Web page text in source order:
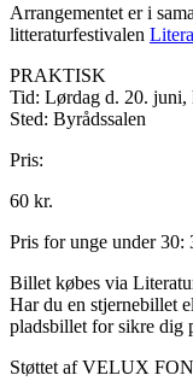
Arrangementet er i
litteraturfestivalen
PRAKTISK
Tid: Lørdag d. 20. juni,
Sted: Byrådssalen
Pris:
60 kr.
Pris for unge under 30:
Billet købes via
Har du en stjernebillet
pladsbillet for sikre dig
Støttet af VELUX